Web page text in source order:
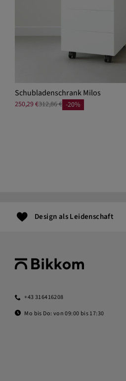
Schubladenschrank Milos
250,29 €312,86 € -20%
Design als Leidenschaft
+43 316416208
Mo bis Do: von 09:00 bis 17:30